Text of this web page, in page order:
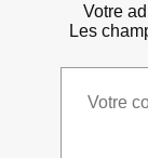
Votre
Les